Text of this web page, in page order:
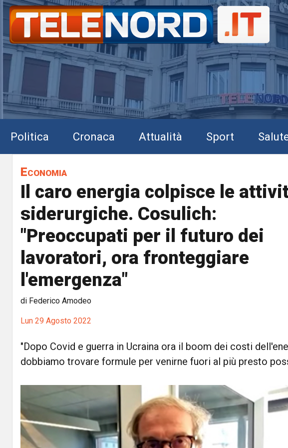
Politica Cronaca Attualità Sport
Economia
Il caro energia colpisce le
siderurgiche. Cosulich:
"Preoccupati per il futuro dei
lavoratori, ora fronteggiare
l'emergenza"
di Federico Amodeo
Lun 29 Agosto 2022
"Dopo Covid e guerra in Ucraina ora il boom dei costi
dobbiamo trovare formule per venirne fuori al più presto